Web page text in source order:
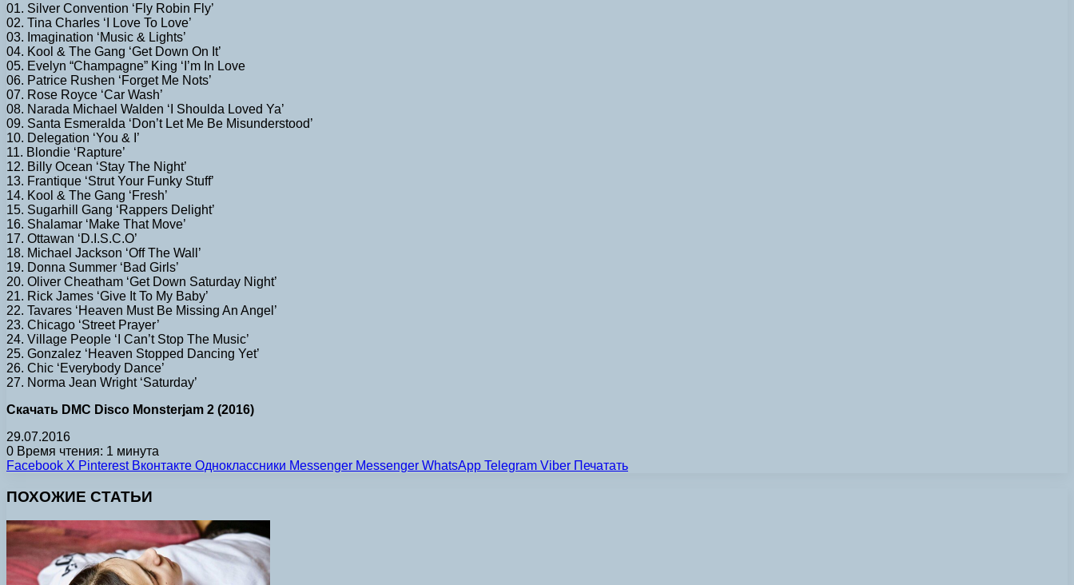
01. Silver Convention ‘Fly Robin Fly’
02. Tina Charles ‘I Love To Love’
03. Imagination ‘Music & Lights’
04. Kool & The Gang ‘Get Down On It’
05. Evelyn “Champagne” King ‘I’m In Love
06. Patrice Rushen ‘Forget Me Nots’
07. Rose Royce ‘Car Wash’
08. Narada Michael Walden ‘I Shoulda Loved Ya’
09. Santa Esmeralda ‘Don’t Let Me Be Misunderstood’
10. Delegation ‘You & I’
11. Blondie ‘Rapture’
12. Billy Ocean ‘Stay The Night’
13. Frantique ‘Strut Your Funky Stuff’
14. Kool & The Gang ‘Fresh’
15. Sugarhill Gang ‘Rappers Delight’
16. Shalamar ‘Make That Move’
17. Ottawan ‘D.I.S.C.O’
18. Michael Jackson ‘Off The Wall’
19. Donna Summer ‘Bad Girls’
20. Oliver Cheatham ‘Get Down Saturday Night’
21. Rick James ‘Give It To My Baby’
22. Tavares ‘Heaven Must Be Missing An Angel’
23. Chicago ‘Street Prayer’
24. Village People ‘I Can’t Stop The Music’
25. Gonzalez ‘Heaven Stopped Dancing Yet’
26. Chic ‘Everybody Dance’
27. Norma Jean Wright ‘Saturday’
Скачать DMC Disco Monsterjam 2 (2016)
29.07.2016
0 Время чтения: 1 минута
Facebook X Pinterest Вконтакте Одноклассники Messenger Messenger WhatsApp Telegram Viber Печатать
ПОХОЖИЕ СТАТЬИ